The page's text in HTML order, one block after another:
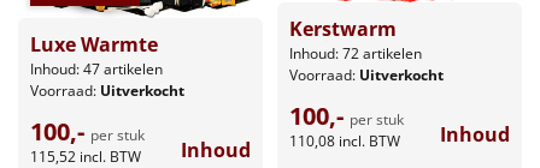
Luxe Warmte
Inhoud: 47 artikelen
Voorraad: Uitverkocht
100,- per stuk
115,52 incl. BTW Inhoud
Kerstwarm
Inhoud: 72 artikelen
Voorraad: Uitverkocht
100,- per stuk
110,08 incl. BTW Inhoud